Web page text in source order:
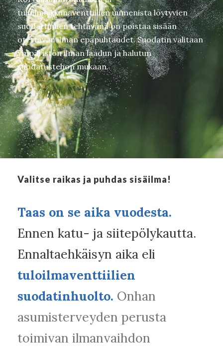
tuloilmaikkunaventtiilien uumenista löytyvien
suodattimien tehtävänä on poistaa sisään
otettavan ilman epäpuhtaudet. Suodatin valitaan
ympäristön ilman laadun ja halutun
suodatustehon mukaan.
Valitse raikas ja puhdas sisäilma!
Taas on se aika vuodesta.
Ennen katu- ja siitepölykautta.
Ennaltaehkäisyn aika eli
tuloilmaventtiilien
suodatinhuolto. Onhan
asumisterveyden perusta
toimivan ilmanvaihdon